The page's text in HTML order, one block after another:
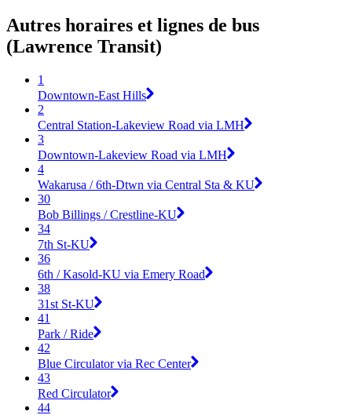
Autres horaires et lignes de bus
(Lawrence Transit)
1
Downtown-East Hills
2
Central Station-Lakeview Road via LMH
3
Downtown-Lakeview Road via LMH
4
Wakarusa / 6th-Dtwn via Central Sta & KU
30
Bob Billings / Crestline-KU
34
7th St-KU
36
6th / Kasold-KU via Emery Road
38
31st St-KU
41
Park / Ride
42
Blue Circulator via Rec Center
43
Red Circulator
44